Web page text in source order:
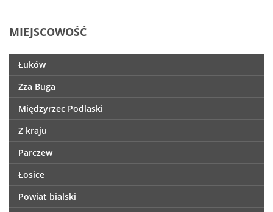
MIEJSCOWOŚĆ
Łuków
Zza Buga
Międzyrzec Podlaski
Z kraju
Parczew
Łosice
Powiat bialski